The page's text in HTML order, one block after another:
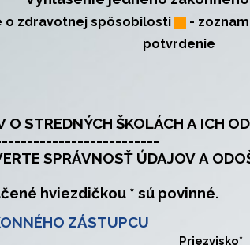
o zdravotnej spôsobilosti -
potvrdenie
ZBER ÚDAJOV O
SPRÁVNOSŤ ÚDAJOV A
Položky označené hviezdičkou * sú povinné.
ZÁSTUPCU
Priezvisko*